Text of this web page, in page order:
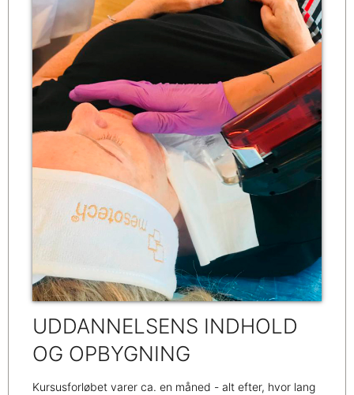
UDDANNELSENS INDHOLD
OG OPBYGNING
Kursusforløbet varer ca. en måned - alt efter, hvor lang